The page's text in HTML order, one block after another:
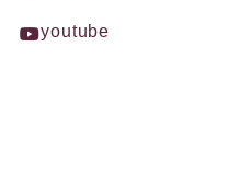
youtube